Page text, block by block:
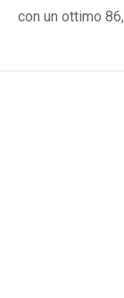
con un ottimo